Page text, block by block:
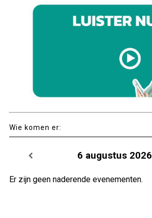
Wie komen er:
6 augustus 2026
Er zijn geen naderende evenementen.